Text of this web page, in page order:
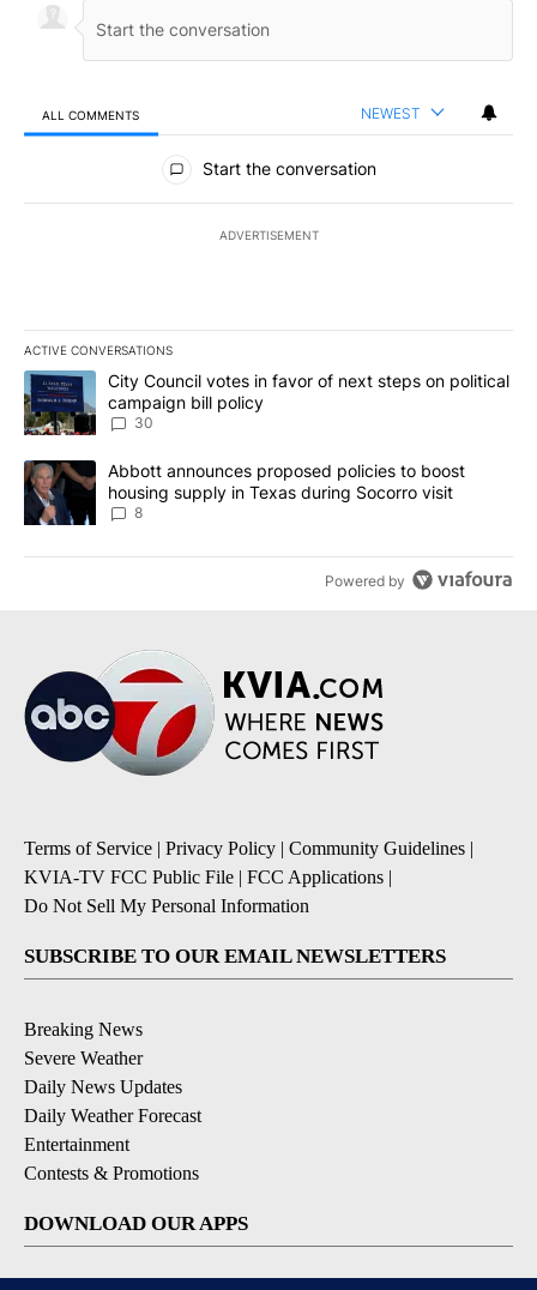
ALL COMMENTS NEWEST
All Comments
Start the conversation
ADVERTISEMENT
ACTIVE CONVERSATIONS
The following is a list of the most commented articles in the last
A trending article titled "City Council votes in favor of next
City Council votes in favor of next steps on political
campaign bill policy
30
A trending article titled "Abbott announces proposed policies to
Abbott announces proposed policies to boost
housing supply in Texas during Socorro visit
8
Powered by
Terms of Service | Privacy Policy | Community Guidelines |
KVIA-TV FCC Public File | FCC Applications |
Do Not Sell My Personal Information
SUBSCRIBE TO OUR EMAIL NEWSLETTERS
Breaking News
Severe Weather
Daily News Updates
Daily Weather Forecast
Entertainment
Contests & Promotions
DOWNLOAD OUR APPS